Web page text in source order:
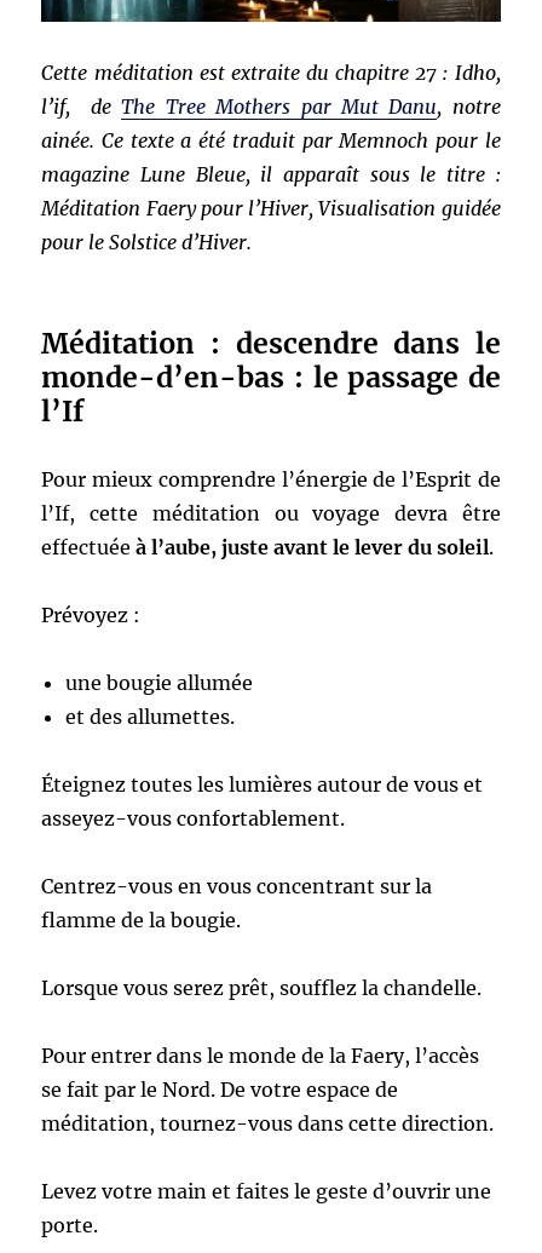
Cette méditation est extraite du chapitre 27 : Idho,
l’if, deThe Tree Mothers par Mut Danu, notre
ainée. Ce texte a été traduit par Memnoch pour le
magazine Lune Bleue, il apparaît sous le titre :
Méditation Faery pour l’Hiver, Visualisation guidée
pour le Solstice d’Hiver.
Méditation : descendre dans le
monde-d’en-bas : le passage de
l’If
Pour mieux comprendre l’énergie de l’Esprit de
l’If, cette méditation ou voyage devra être
effectuée à l’aube, juste avant le lever du soleil.
Prévoyez :
une bougie allumée
et des allumettes.
Éteignez toutes les lumières autour de vous et
asseyez-vous confortablement.
Centrez-vous en vous concentrant sur la
flamme de la bougie.
Lorsque vous serez prêt, soufflez la chandelle.
Pour entrer dans le monde de la Faery, l’accès
se fait par le Nord. De votre espace de
méditation, tournez-vous dans cette direction.
Levez votre main et faites le geste d’ouvrir une
porte.